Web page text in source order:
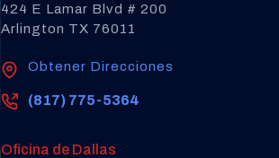
424 E Lamar Blvd # 200
Arlington TX 76011
Obtener Direcciones
(817) 775-5364
Oficina de Dallas